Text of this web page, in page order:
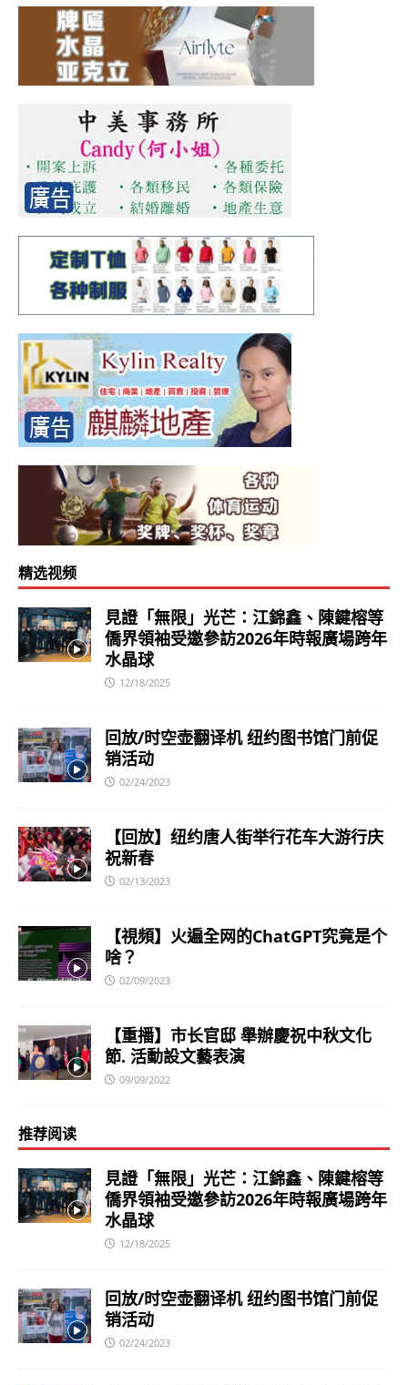
精选视频
見證「無限」光芒：江錦鑫、陳鍵榕等
僑界領袖受邀參訪2026年時報廣場跨年
水晶球
12/18/2025
回放/时空壶翻译机 纽约图书馆门前促
销活动
02/24/2023
【回放】纽约唐人街举行花车大游行庆
祝新春
02/13/2023
【視頻】火遍全网的ChatGPT究竟是个
啥？
02/09/2023
【重播】市长官邸 舉辦慶祝中秋文化
節. 活動設文藝表演
09/09/2022
推荐阅读
見證「無限」光芒：江錦鑫、陳鍵榕等
僑界領袖受邀參訪2026年時報廣場跨年
水晶球
12/18/2025
回放/时空壶翻译机 纽约图书馆门前促
销活动
02/24/2023